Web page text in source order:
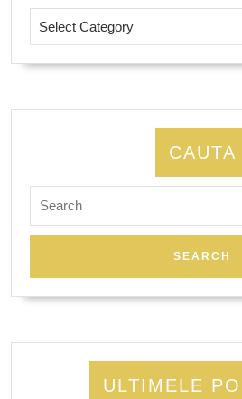
CAUTA
for:
ULTIMELE